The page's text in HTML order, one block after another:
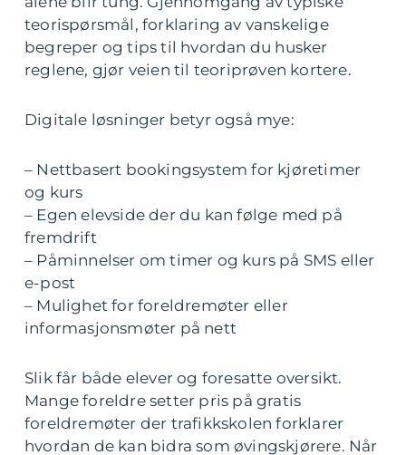
teorispørsmål, forklaring av vanskelige
begreper og tips til hvordan du husker
reglene, gjør veien til teoriprøven kortere.
Digitale løsninger betyr også mye:
– Nettbasert bookingsystem for kjøretimer
og kurs
– Egen elevside der du kan følge med på
fremdrift
– Påminnelser om timer og kurs på SMS eller
e-post
– Mulighet for foreldremøter eller
informasjonsmøter på nett
Slik får både elever og foresatte oversikt.
Mange foreldre setter pris på gratis
foreldremøter der trafikkskolen forklarer
hvordan de kan bidra som øvingskjørere. Når